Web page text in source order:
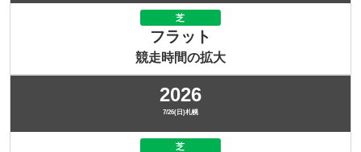
芝
フラット
競走時間の拡大
2026
7/26(日)札幌
芝